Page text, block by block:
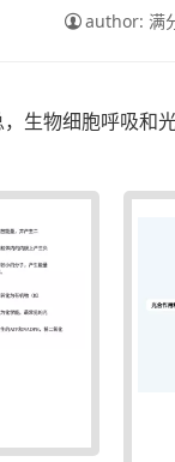
author: 满
生物细胞呼吸和